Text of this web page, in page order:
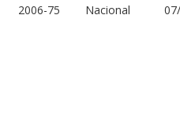
2006-75 Nacional